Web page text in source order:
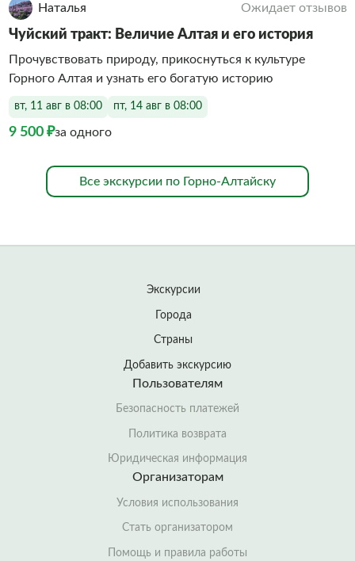
Наталья Ожидает отзывов
Чуйский тракт: Величие Алтая и его история
Прочувствовать природу, прикоснуться к культуре
Горного Алтая и узнать его богатую историю
вт, 11 авг в 08:00 пт, 14 авг в 08:00
9 500 ₽за одного
Все экскурсии по Горно-Алтайску
Экскурсии
Города
Страны
Добавить экскурсию
Пользователям
Безопасность платежей
Политика возврата
Юридическая информация
Организаторам
Условия использования
Стать организатором
Помощь и правила работы